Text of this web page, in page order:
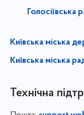
Голосіївська
Київська міська
Київська міська
Технічна